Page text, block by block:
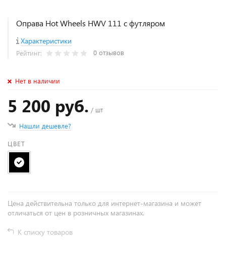
Оправа Hot Wheels HWV 111 с футляром
Характеристики
Рейтинг: 0 отзывов
Нет в наличии
5 200 руб. / шт
Нашли дешевле?
ЦВЕТ
Цена действительна только для интернет-магазина и может
отличаться от цен в розничных магазинах.
К списку товаров